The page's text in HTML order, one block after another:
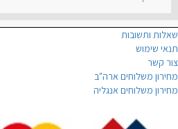
שאלות ותשובות
תנאי שימוש
צור קשר
מחירון משלוחים ארה"ב
מחירון משלוחים אנגליה